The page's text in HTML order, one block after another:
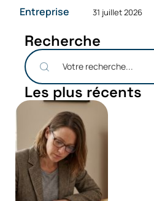
Entreprise 31 juillet 2026
Recherche
Les plus récents